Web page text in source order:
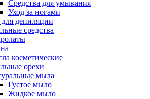
Средства для умывания
Уход за ногами
депиляции
средства
косметические
орехи
мыла
Густое мыло
Жидкое мыло